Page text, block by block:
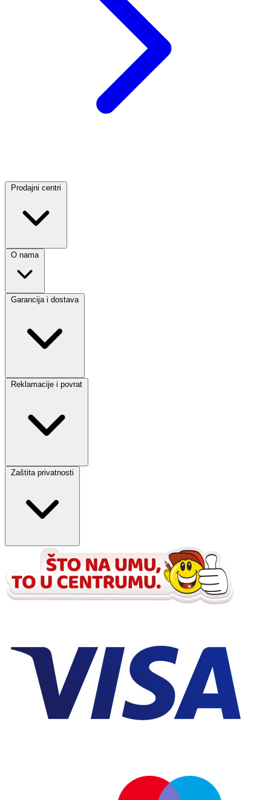
Prodajni centri
O nama
Garancija i dostava
Reklamacije i povrat
Zaštita privatnosti